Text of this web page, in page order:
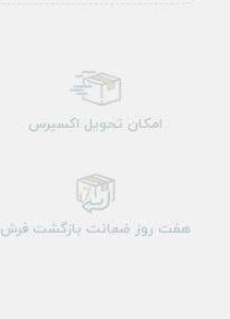
امکان تحویل اکسپرس
هفت روز ضمانت بازگشت فرش